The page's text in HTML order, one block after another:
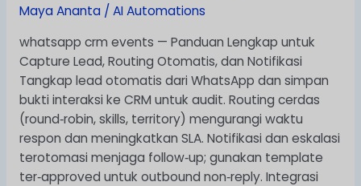
Maya Ananta / AI Automations
whatsapp crm events — Panduan Lengkap untuk
Capture Lead, Routing Otomatis, dan Notifikasi
Tangkap lead otomatis dari WhatsApp dan simpan
bukti interaksi ke CRM untuk audit. Routing cerdas
(round‑robin, skills, territory) mengurangi waktu
respon dan meningkatkan SLA. Notifikasi dan eskalasi
terotomasi menjaga follow‑up; gunakan template
ter‑approved untuk outbound non‑reply. Integrasi
untuk
Lead,
Routing
Otomatis,
dan
Notifikasi